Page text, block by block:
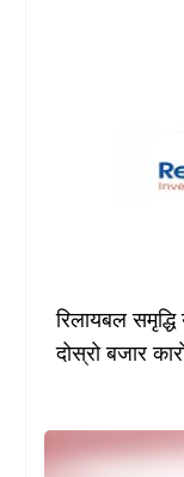
रिलायबल
दोस्रो बजार